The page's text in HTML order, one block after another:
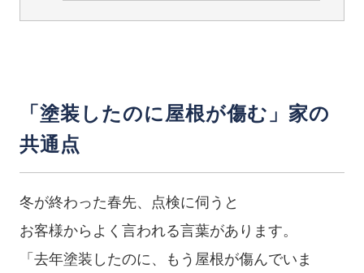
「塗装したのに屋根が傷む」家の
共通点
冬が終わった春先、点検に伺うと
お客様からよく言われる言葉があります。
「去年塗装したのに、もう屋根が傷んでいま